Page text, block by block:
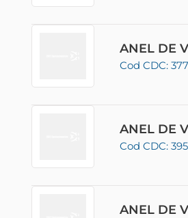
ANEL DE
Cod CDC:
ANEL DE
Cod CDC: 395
ANEL DE